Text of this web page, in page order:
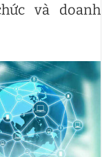
và doanh